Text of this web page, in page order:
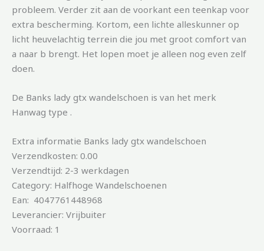
probleem. Verder zit aan de voorkant een teenkap voor
extra bescherming. Kortom, een lichte alleskunner op
licht heuvelachtig terrein die jou met groot comfort van
a naar b brengt. Het lopen moet je alleen nog even zelf
doen.
De Banks lady gtx wandelschoen is van het merk
Hanwag type .
Extra informatie Banks lady gtx wandelschoen
Verzendkosten: 0.00
Verzendtijd: 2-3 werkdagen
Category: Halfhoge Wandelschoenen
Ean: 4047761448968
Leverancier: Vrijbuiter
Voorraad: 1